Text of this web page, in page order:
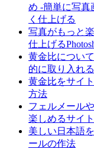
め -簡単に写真
く仕上げる
写真がもっと
仕上げる
黄金比につい
的に取り入れ
黄金比をサイ
方法
フェルメール
楽しめるサイ
美しい日本語
ールの作法